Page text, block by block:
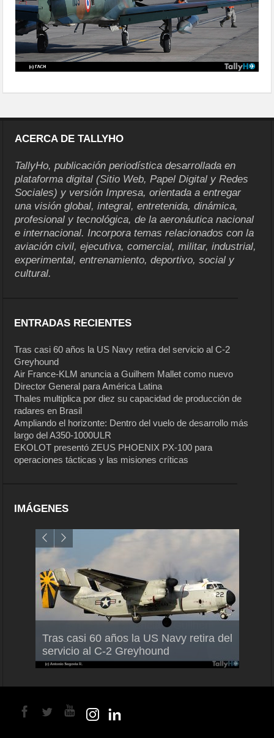
ACERCA DE TALLYHO
TallyHo, publicación periodística desarrollada en
plataforma digital (Sitio Web, Papel Digital y Redes
Sociales) y versión Impresa, orientada a entregar
una visión global, integral, entretenida, dinámica,
profesional y tecnológica, de la aeronáutica nacional
e internacional. Incorpora temas relacionados con la
aviación civil, ejecutiva, comercial, militar, industrial,
experimental, entrenamiento, deportivo, social y
cultural.
ENTRADAS RECIENTES
Tras casi 60 años la US Navy retira del servicio al C-2
Greyhound
Air France-KLM anuncia a Guilhem Mallet como nuevo
Director General para América Latina
Thales multiplica por diez su capacidad de producción de
radares en Brasil
Ampliando el horizonte: Dentro del vuelo de desarrollo más
largo del A350-1000ULR
EKOLOT presentó ZEUS PHOENIX PX-100 para
operaciones tácticas y las misiones críticas
IMÁGENES
Tras casi 60 años la US Navy retira del
servicio al C-2 Greyhound
Air France-KLM anuncia a Guilhem
Mallet como nuevo Director General
para América Latina